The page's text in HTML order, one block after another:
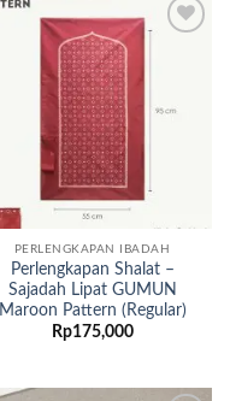
PERLENGKAPAN IBADAH
Perlengkapan Shalat –
Sajadah Lipat GUMUN
Maroon Pattern (Regular)
Rp175,000